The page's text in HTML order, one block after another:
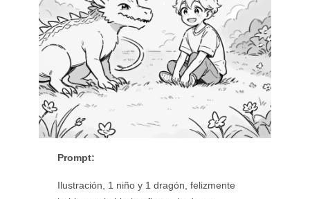
Prompt:
Ilustración, 1 niño y 1 dragón, felizmente